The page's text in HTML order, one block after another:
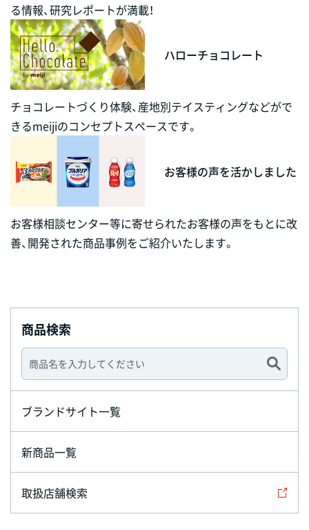
る情報、研究レポートが満載！
ハローチョコレート
チョコレートづくり体験、産地別テイスティングなどがで
きるmeijiのコンセプトスペースです。
お客様の声を活かしました
お客様相談センター等に寄せられたお客様の声をもとに改
善、開発された商品事例をご紹介いたします。
商品検索
ブランドサイト一覧
新商品一覧
取扱店舗検索